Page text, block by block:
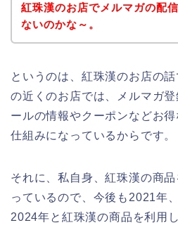
紅珠漢のお店でメルマガの配
ないのかな～。
というのは、紅珠漢のお店の
の近くのお店では、メルマガ
ールの情報やクーポンなどお
仕組みになっているからです。
それに、私自身、紅珠漢の商
っているので、今後も2021年
2024年と紅珠漢の商品を利用